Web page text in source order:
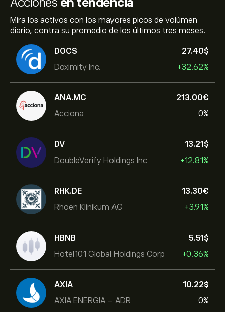
Mira los activos con los mayores picos de volúmen
diario, contra su promedio de los últimos tres meses.
DOCS
Doximity Inc.
27.40‎$‎
+32.62%
ANA.MC
Acciona
213.00‎€‎
0%
DV
DoubleVerify Holdings Inc
13.21‎$‎
+12.81%
RHK.DE
Rhoen Klinikum AG
13.30‎€‎
+3.91%
HBNB
Hotel101 Global Holdings Corp
5.51‎$‎
+0.36%
AXIA
AXIA ENERGIA - ADR
10.22‎$‎
0%